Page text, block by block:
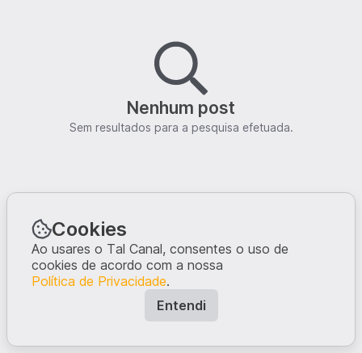
Nenhum post
Sem resultados para a pesquisa efetuada.
Cookies
Ao usares o Tal Canal, consentes o uso de
cookies de acordo com a nossa
Política de Privacidade.
Entendi